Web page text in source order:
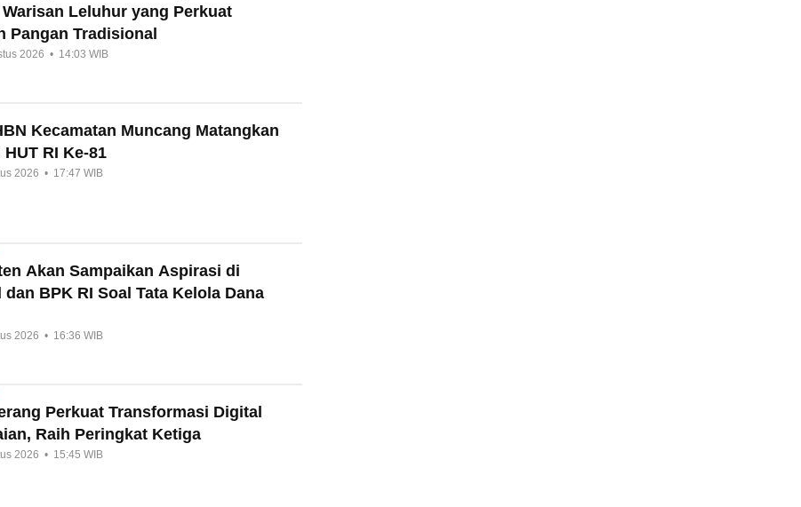
Leluhur yang Perkuat
Pangan Tradisional
2026 • 14:03 WIB
Kecamatan Muncang Matangkan
RI Ke-81
2026 • 17:47 WIB
Akan Sampaikan Aspirasi di
BPK RI Soal Tata Kelola Dana
2026 • 16:36 WIB
Perkuat Transformasi Digital
Raih Peringkat Ketiga
2026 • 15:45 WIB